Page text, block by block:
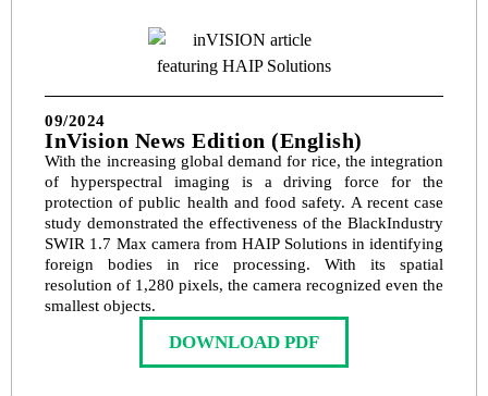
09/2024
InVision News Edition (English)
With the increasing global demand for rice, the integration
of hyperspectral imaging is a driving force for the
protection of public health and food safety. A recent case
study demonstrated the effectiveness of the BlackIndustry
SWIR 1.7 Max camera from HAIP Solutions in identifying
foreign bodies in rice processing. With its spatial
resolution of 1,280 pixels, the camera recognized even the
smallest objects.
DOWNLOAD PDF